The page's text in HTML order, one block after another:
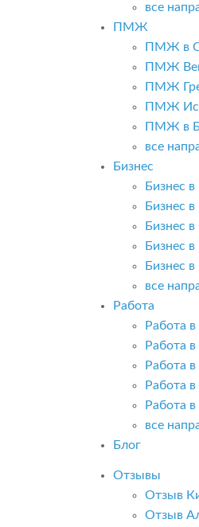
все
ПМЖ
ПМЖ в
ПМЖ
ПМЖ
ПМЖ
ПМЖ в
все
Бизнес
Бизнес
Бизнес
Бизнес
Бизнес
Бизнес
все
Работа
Работа
Работа
Работа
Работа
Работа
все
Блог
Отзывы
Отзыв
Отзыв